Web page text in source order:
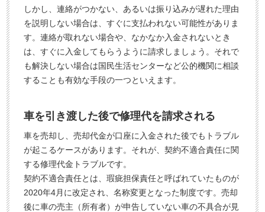
しかし、連絡がつかない、あるいは振り込みが遅れた理由
を説明しない場合は、すぐに支払われない可能性がありま
す。連絡が取れない場合や、なかなか入金されないとき
は、すぐに入金してもらうように請求しましょう。それで
も解決しない場合は国民生活センターなど公的機関に相談
することも有効な手段の一つといえます。
車を引き渡した後で修理代を請求される
車を売却し、売却代金が口座に入金された後でもトラブル
が起こるケースがあります。それが、契約不適合責任に関
する修理代金トラブルです。
契約不適合責任とは、瑕疵担保責任と呼ばれていたものが
2020年4月に改定され、名称変更となった制度です。売却
後に車の売主（所有者）が申告していない車の不具合が見